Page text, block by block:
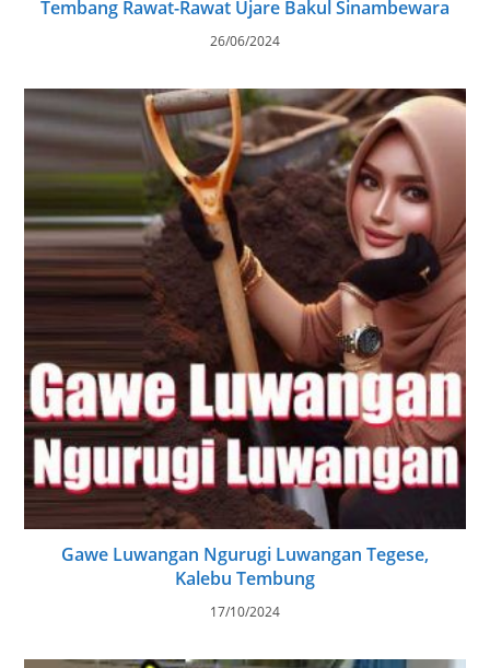
Tembang Rawat-Rawat Ujare Bakul Sinambewara
26/06/2024
Gawe Luwangan Ngurugi Luwangan Tegese,
Kalebu Tembung
17/10/2024